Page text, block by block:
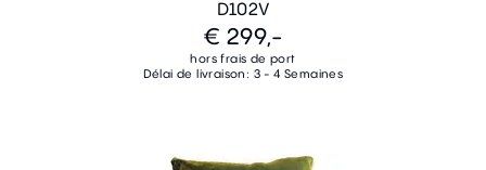
D102V
€ 299,-
hors frais de port
Délai de livraison: 3 - 4 Semaines